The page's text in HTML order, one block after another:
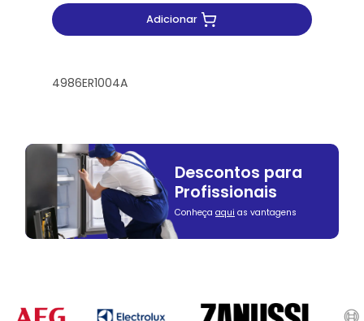
Adicionar
4986ER1004A
Descontos para
Profissionais
Conheça aqui as vantagens